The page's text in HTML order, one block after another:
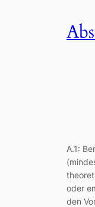
A.1:
oder
den